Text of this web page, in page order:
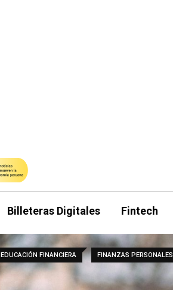
Billeteras Digitales Fintech
EDUCACIÓN FINANCIERA FINANZAS PERSONALES